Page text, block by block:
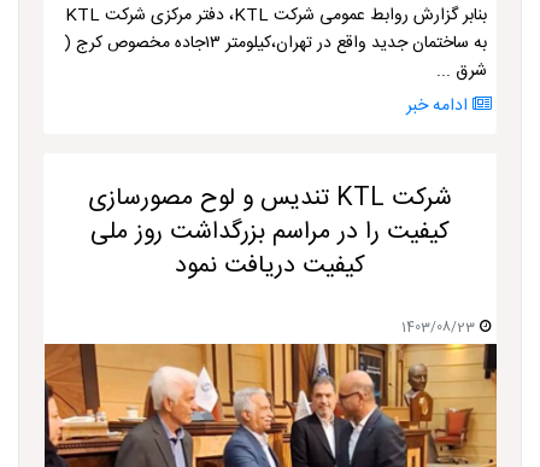
بنابر گزارش روابط عمومی شرکت KTL، دفتر مرکزی شرکت KTL
به ساختمان جدید واقع در تهران،کیلومتر ۱۳جاده مخصوص کرج (
شرق ...
ادامه خبر
شرکت KTL تندیس و لوح مصورسازی
کیفیت را در مراسم بزرگداشت روز ملی
کیفیت دریافت نمود
1403/08/23